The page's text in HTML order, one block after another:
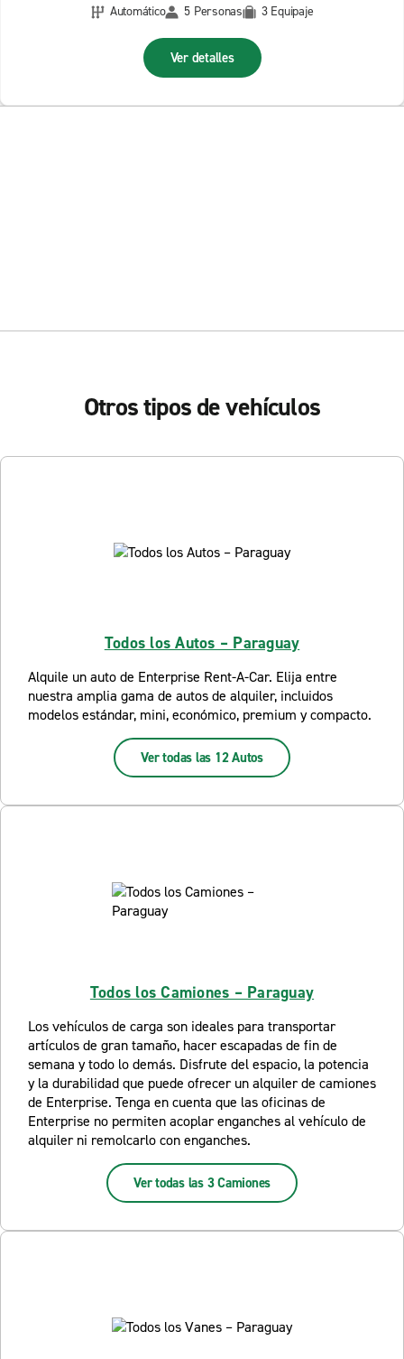
Automático 5 Personas 3 Equipaje
Ver detalles
Otros tipos de vehículos
Todos los Autos – Paraguay
Alquile un auto de Enterprise Rent-A-Car. Elija entre
nuestra amplia gama de autos de alquiler, incluidos
modelos estándar, mini, económico, premium y compacto.
Ver todas las 12 Autos
Todos los Camiones – Paraguay
Los vehículos de carga son ideales para transportar
artículos de gran tamaño, hacer escapadas de fin de
semana y todo lo demás. Disfrute del espacio, la potencia
y la durabilidad que puede ofrecer un alquiler de camiones
de Enterprise. Tenga en cuenta que las oficinas de
Enterprise no permiten acoplar enganches al vehículo de
alquiler ni remolcarlo con enganches.
Ver todas las 3 Camiones